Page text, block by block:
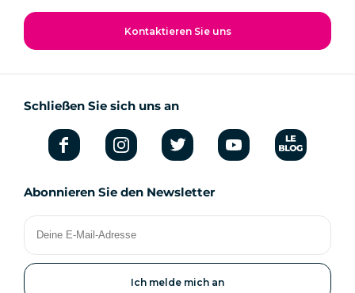
Kontaktieren Sie uns
Schließen Sie sich uns an
Abonnieren Sie den Newsletter
Deine
Mail-
Adresse